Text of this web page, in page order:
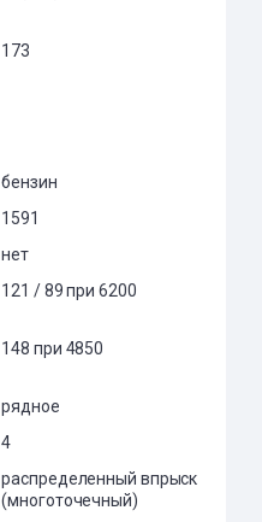
173
бензин
1591
нет
121 / 89 при 6200
148 при 4850
рядное
4
распределенный впрыск
(многоточечный)